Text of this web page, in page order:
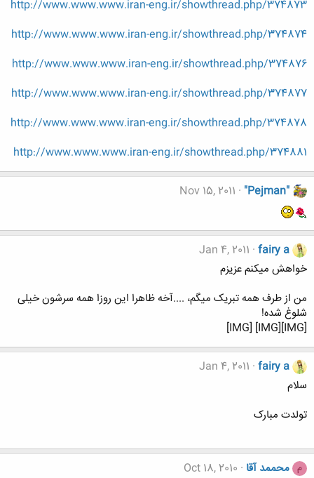
http://www.www.www.iran-eng.ir/showthread.php/374873
http://www.www.www.iran-eng.ir/showthread.php/374874
http://www.www.www.iran-eng.ir/showthread.php/374876
http://www.www.www.iran-eng.ir/showthread.php/374877
http://www.www.www.iran-eng.ir/showthread.php/374878
http://www.www.www.iran-eng.ir/showthread.php/374881
"Pejman"
Nov 15, 2011
fairy a
Jan 4, 2011
خواهش میکنم عزیزم
من از طرف همه تبریک میگم، ....آخه ظاهرا این روزا همه سرشون خیلی
شلوغ شده!
[IMG][IMG] [IMG]
fairy a
Jan 4, 2011
سلام
تولدت مبارک
م محممد آقا Oct 18, 2010